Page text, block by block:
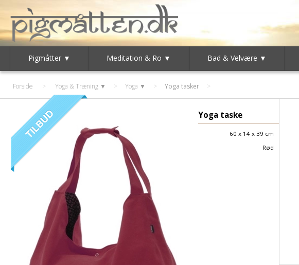
Pigmåtter ▼ Meditation & Ro ▼ Bad & Velvære ▼
Forside > Yoga & Træning ▼ > Yoga ▼ > Yoga tasker
Yoga taske
60 x 14 x 39 cm
Rød